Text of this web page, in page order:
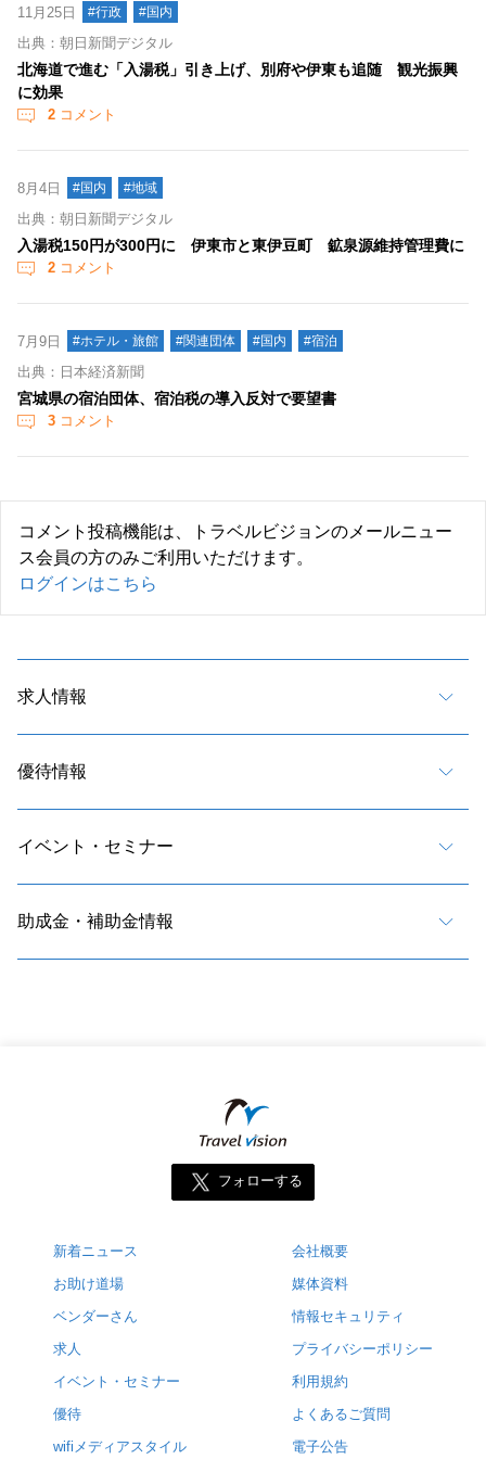
11月25日 #行政 #国内
出典：朝日新聞デジタル
北海道で進む「入湯税」引き上げ、別府や伊東も追随 観光振興
に効果
2 コメント
8月4日 #国内 #地域
出典：朝日新聞デジタル
入湯税150円が300円に 伊東市と東伊豆町 鉱泉源維持管理費に
2 コメント
7月9日 #ホテル・旅館 #関連団体 #国内 #宿泊
出典：日本経済新聞
宮城県の宿泊団体、宿泊税の導入反対で要望書
3 コメント
コメント投稿機能は、トラベルビジョンのメールニュー
ス会員の方のみご利用いただけます。
ログインはこちら
求人情報
優待情報
イベント・セミナー
助成金・補助金情報
フォローする
新着ニュース
お助け道場
ベンダーさん
求人
イベント・セミナー
優待
wifiメディアスタイル
会社概要
媒体資料
情報セキュリティ
プライバシーポリシー
利用規約
よくあるご質問
電子公告